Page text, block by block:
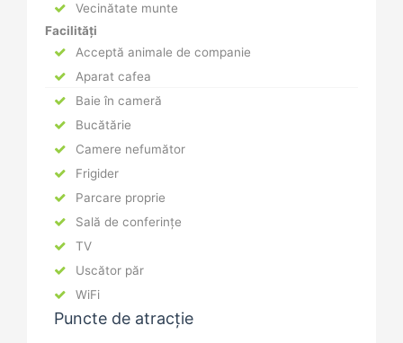
Vecinătate munte
Facilități
Acceptă animale de companie
Aparat cafea
Baie în cameră
Bucătărie
Camere nefumător
Frigider
Parcare proprie
Sală de conferințe
TV
Uscător păr
WiFi
Puncte de atracție